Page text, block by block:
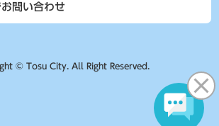
問い合わせ
© Tosu City. All Right Reserved.